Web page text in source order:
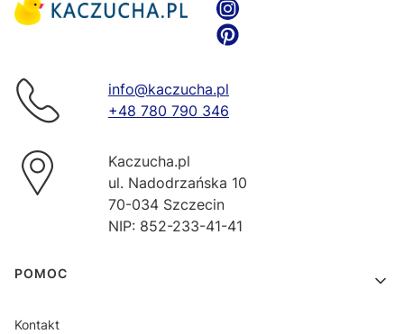
info@kaczucha.pl
+48 780 790 346
Kaczucha.pl
ul. Nadodrzańska 10
70-034 Szczecin
NIP: 852-233-41-41
Linki w stopce
POMOC
Kontakt